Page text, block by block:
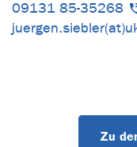
09131 85-35268
Zu